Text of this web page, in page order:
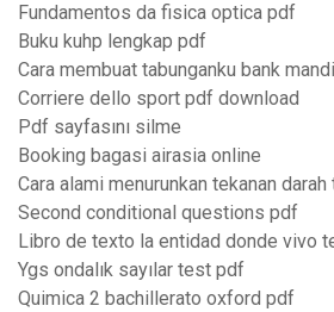
Fundamentos da fisica optica pdf
Buku kuhp lengkap pdf
Cara membuat tabunganku bank
Corriere dello sport pdf download
Pdf sayfasını silme
Booking bagasi airasia online
Cara alami menurunkan tekanan darah
Second conditional questions pdf
Libro de texto la entidad donde vivo
Ygs ondalık sayılar test pdf
Quimica 2 bachillerato oxford pdf